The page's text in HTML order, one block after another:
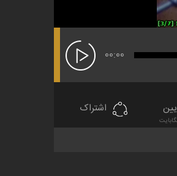
00:00
اشتراک